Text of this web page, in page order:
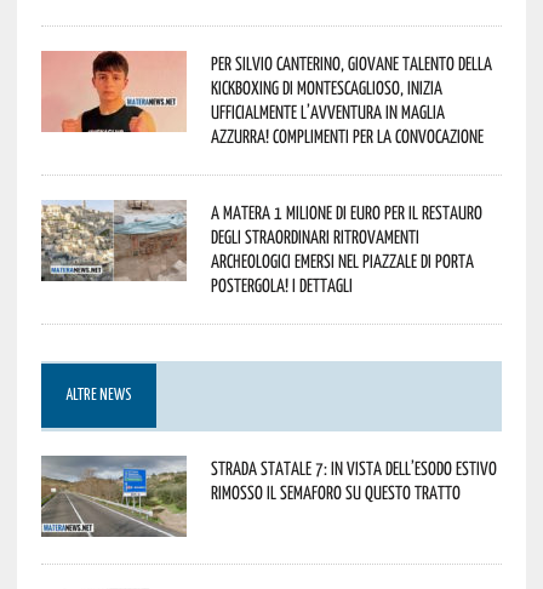
Per Silvio Canterino, giovane talento della
kickboxing di Montescaglioso, inizia
ufficialmente l’avventura in maglia
azzurra! Complimenti per la convocazione
A Matera 1 milione di euro per il restauro
degli straordinari ritrovamenti
archeologici emersi nel piazzale di Porta
Postergola! I dettagli
ALTRE NEWS
Strada statale 7: in vista dell’esodo estivo
rimosso il semaforo su questo tratto